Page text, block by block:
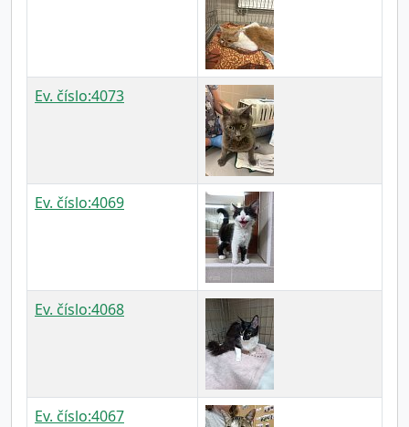
Ev. číslo:4073
Ev. číslo:4069
Ev. číslo:4068
Ev. číslo:4067